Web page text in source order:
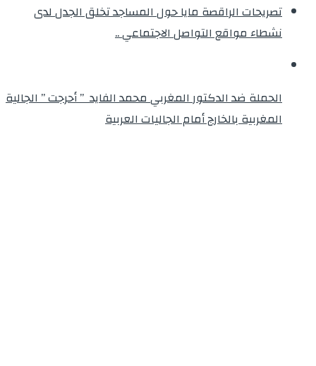
تصريحات الراقصة مايا حول المساجد تخلق الجدل لدى
نشطاء مواقع التواصل الاجتماعي ..
الحملة ضد الدكتور المغربي محمد الفايد ” أحرجت ” الجالية
المغربية بالخارج أمام الجاليات العربية